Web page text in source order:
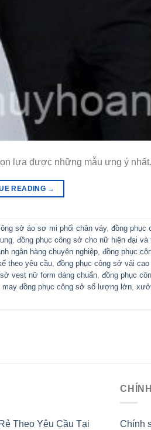
lựa được những mẫu ưng ý nhất.
READING →
sở áo sơ mi phối chân váy, đồng phục
, đồng phục công sở cho nữ hiện đại và
ngân hàng chuyên nghiệp, đồng phục
theo yêu cầu, đồng phục công sở vải
vest nữ form dáng chuẩn, đồng phục
may đồng phục công sở số lượng lớn,
Theo Yêu Cầu Tại
Chính